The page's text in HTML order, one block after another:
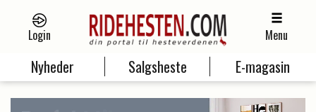
Login Menu
Nyheder Salgsheste E-magasin